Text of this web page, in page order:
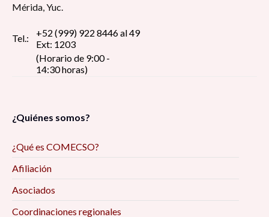
Mérida, Yuc.
Tel.:
+52 (999) 922 8446 al 49
Ext: 1203
(Horario de 9:00 -
14:30 horas)
¿Quiénes somos?
¿Qué es COMECSO?
Afiliación
Asociados
Coordinaciones regionales